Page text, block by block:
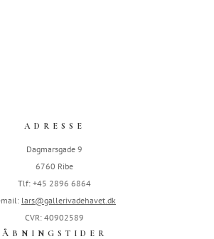
ADRESSE
Dagmarsgade 9
6760 Ribe
Tlf: +45 2896 6864
mail: lars@gallerivadehavet.dk
CVR: 40902589
ÅBNINGSTIDER